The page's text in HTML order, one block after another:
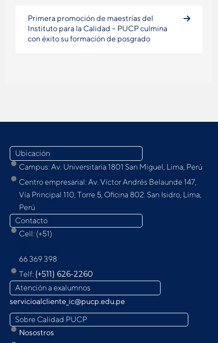
Primera promoción de maestrías del
Instituto para la Calidad – PUCP culmina
con éxito su formación de posgrado
Ubicación
Campus: Av. Universitaria 1801 San Miguel, Lima, Perú
Centro empresarial: Av. Víctor Andrés Belaunde 147,
Vía Principal 110, Torre 5, Oﬁcina 802. San Isidro, Lima,
Perú
Contacto
Cell: (+51)
66 369 398
Telf: (+511) 626-2260
Atención a exalumnos
servicioalcliente_ic@pucp.edu.pe
Sobre Calidad PUCP
Nosostros